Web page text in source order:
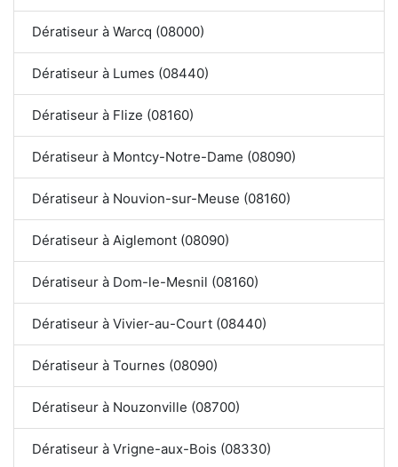
Dératiseur à Warcq (08000)
Dératiseur à Lumes (08440)
Dératiseur à Flize (08160)
Dératiseur à Montcy-Notre-Dame (08090)
Dératiseur à Nouvion-sur-Meuse (08160)
Dératiseur à Aiglemont (08090)
Dératiseur à Dom-le-Mesnil (08160)
Dératiseur à Vivier-au-Court (08440)
Dératiseur à Tournes (08090)
Dératiseur à Nouzonville (08700)
Dératiseur à Vrigne-aux-Bois (08330)